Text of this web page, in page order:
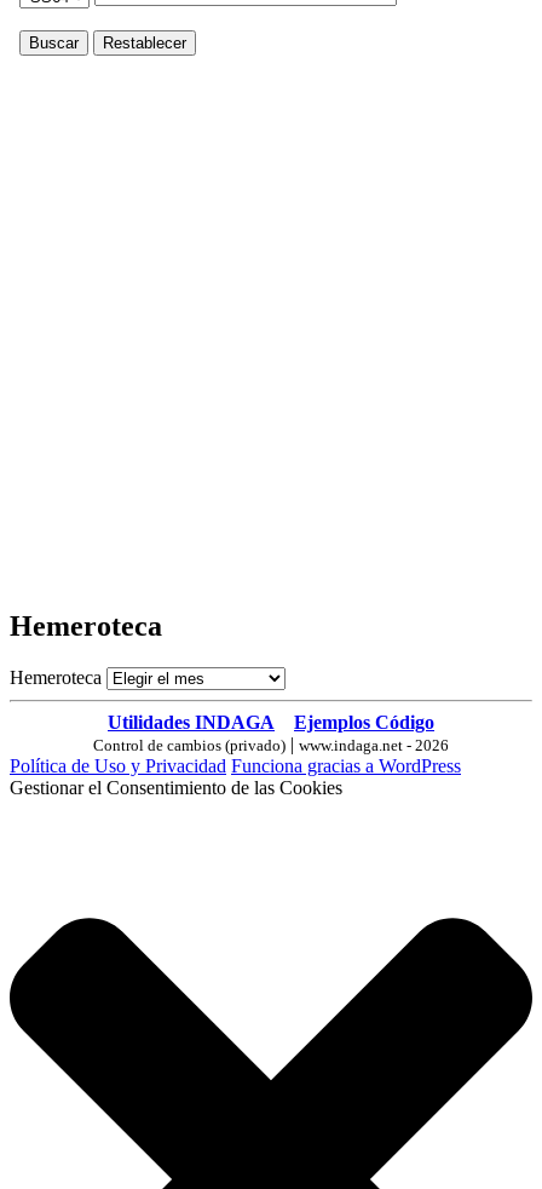
Hemeroteca
Hemeroteca
Utilidades INDAGA Ejemplos Código
Control de cambios (privado) | www.indaga.net - 2026
Política de Uso y Privacidad Funciona gracias a WordPress
Gestionar el Consentimiento de las Cookies